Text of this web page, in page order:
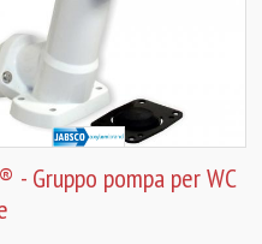
- Gruppo pompa per WC